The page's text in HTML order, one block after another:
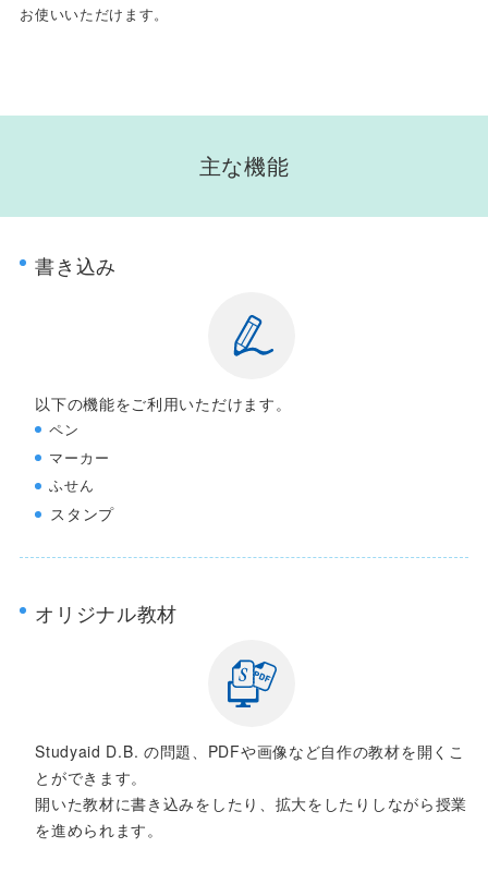
お使いいただけます。
主な機能
書き込み
以下の機能をご利用いただけます。
ペン
マーカー
ふせん
スタンプ
オリジナル教材
Studyaid D.B. の問題、PDFや画像など自作の教材を開くこ
とができます。
開いた教材に書き込みをしたり、拡大をしたりしながら授業
を進められます。